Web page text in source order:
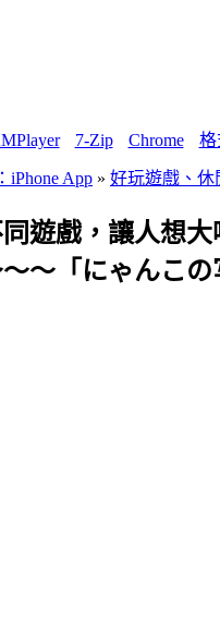
7-Zip Chrome 格
iPhone App » 好玩遊戲、休
遊戲，讓人想大
～「にゃんこの